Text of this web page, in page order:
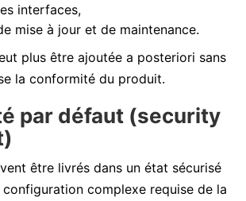
interfaces,
mise à jour et de maintenance.
plus être ajoutée a posteriori sans
la conformité du produit.
par défaut (security
être livrés dans un état sécurisé
complexe requise de la